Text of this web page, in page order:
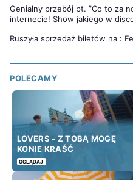
Genialny przebój pt. ”Co to za
internecie! Show jakiego w
Ruszyła sprzedaż biletów na :
POLECAMY
LOVERS - Z TOBĄ MOGĘ
KONIE KRAŚĆ
OGLĄDAJ